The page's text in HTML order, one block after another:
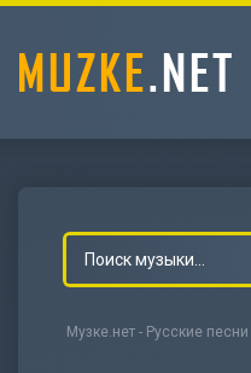
Музке.нет - Русские песни